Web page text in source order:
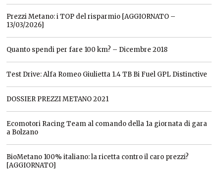
Prezzi Metano: i TOP del risparmio [AGGIORNATO –
13/03/2026]
Quanto spendi per fare 100 km? – Dicembre 2018
Test Drive: Alfa Romeo Giulietta 1.4 TB Bi Fuel GPL Distinctive
DOSSIER PREZZI METANO 2021
Ecomotori Racing Team al comando della 1a giornata di gara
a Bolzano
BioMetano 100% italiano: la ricetta contro il caro prezzi?
[AGGIORNATO]